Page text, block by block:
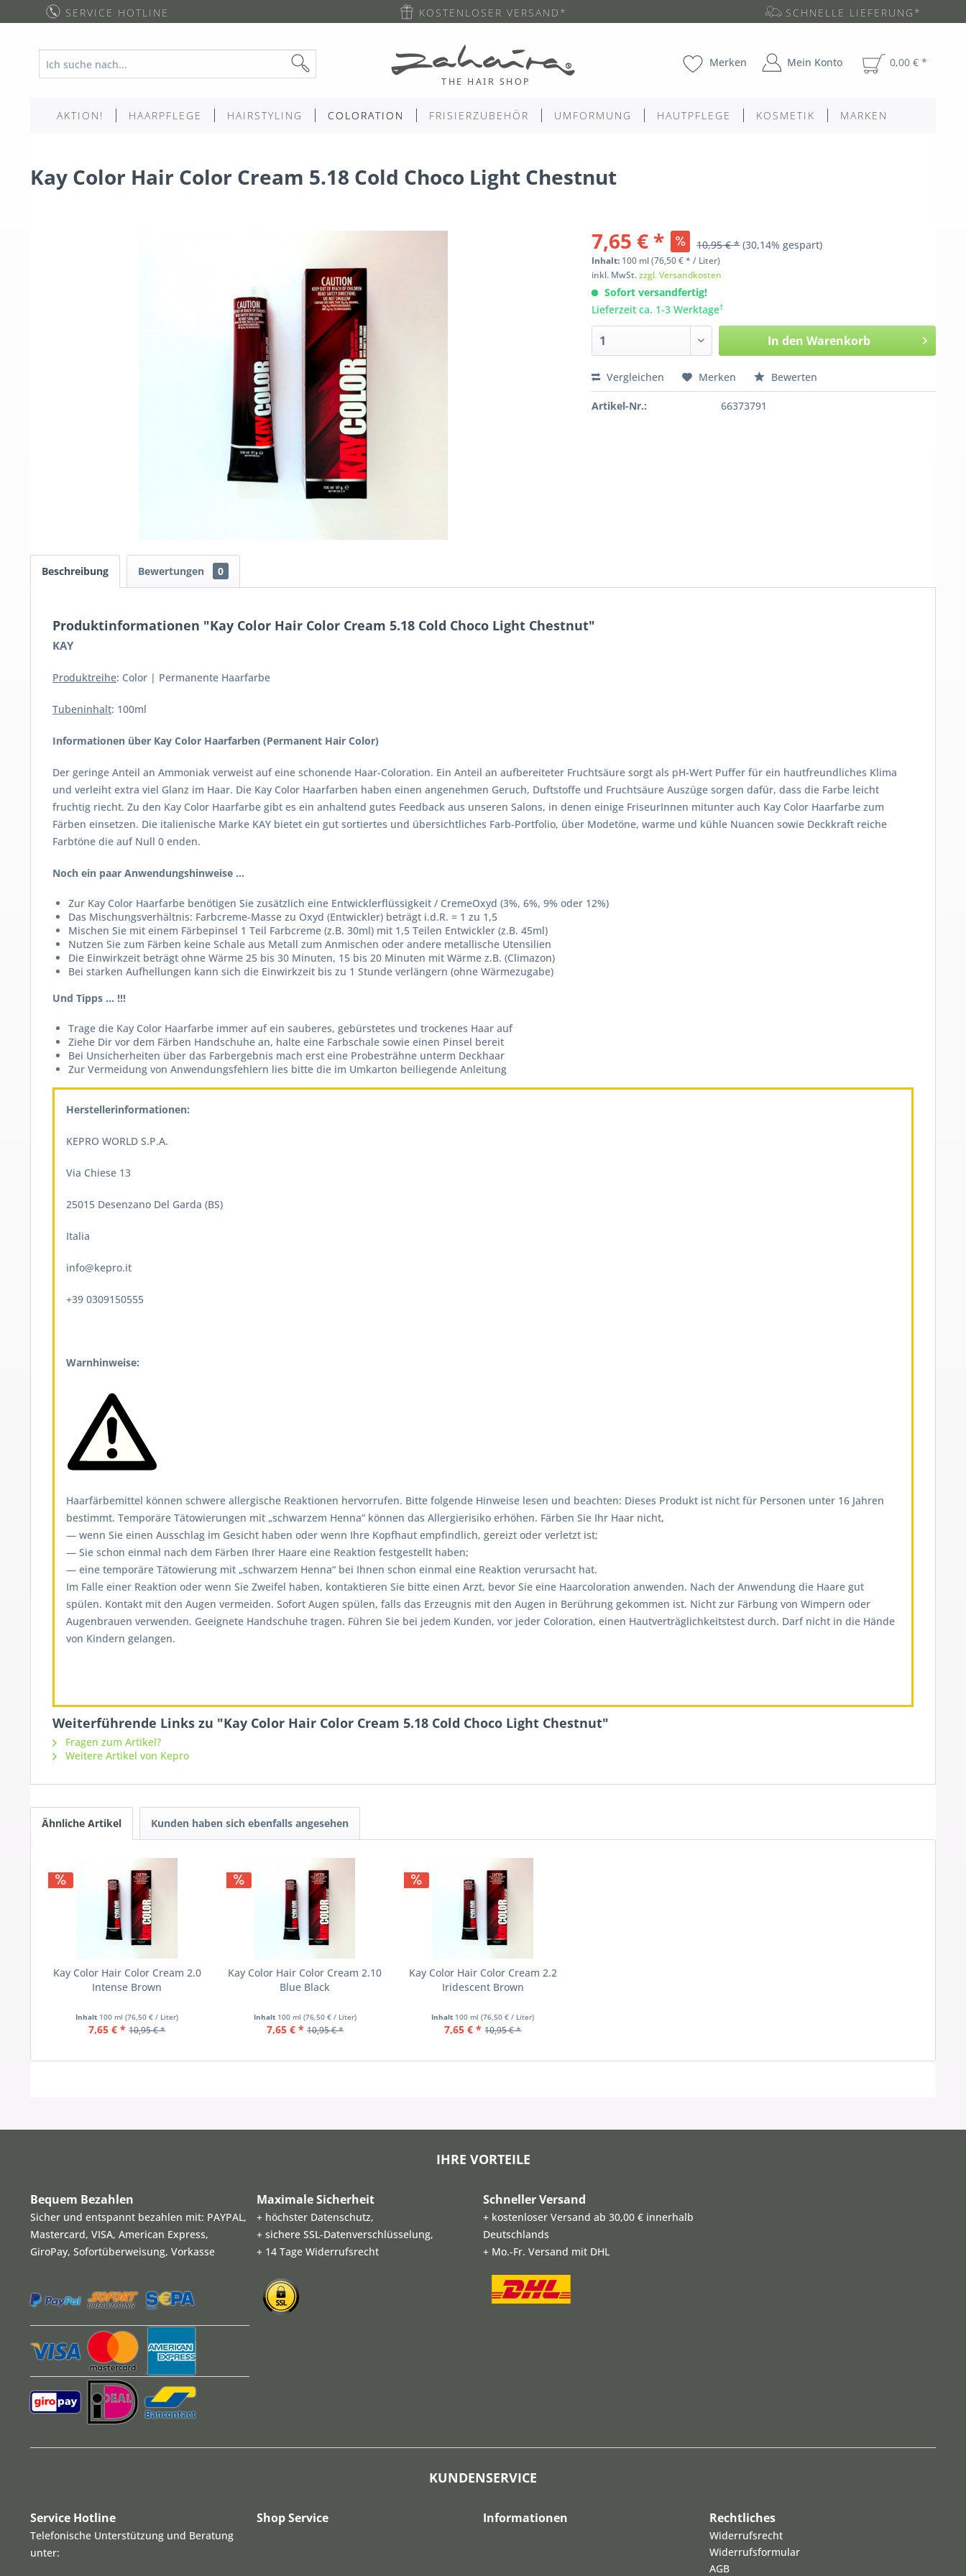
SERVICE HOTLINE KOSTENLOSER VERSAND* SCHNELLE LIEFERUNG*
Merken Mein Konto 0,00 € *
AKTION! HAARPFLEGE HAIRSTYLING COLORATION FRISIERZUBEHÖR UMFORMUNG HAUTPFLEGE KOSMETIK MARKEN
Kay Color Hair Color Cream 5.18 Cold Choco Light Chestnut
7,65 € * 10,95 € * (30,14% gespart)
Inhalt: 100 ml(76,50 € * / Liter)
inkl. MwSt.zzgl. Versandkosten
Sofort versandfertig!
Lieferzeit ca. 1-3 Werktage†
In den Warenkorb
Vergleichen Merken Bewerten
Artikel-Nr.: 66373791
Beschreibung Bewertungen 0
Produktinformationen "Kay Color Hair Color Cream 5.18 Cold Choco Light Chestnut"
KAY
Produktreihe: Color | Permanente Haarfarbe
Tubeninhalt: 100ml
Informationen über Kay Color Haarfarben (Permanent Hair Color)
Der geringe Anteil an Ammoniak verweist auf eine schonende Haar-Coloration. Ein Anteil an aufbereiteter Fruchtsäure sorgt als pH-Wert Puffer für ein hautfreundliches Klima
und verleiht extra viel Glanz im Haar. Die Kay Color Haarfarben haben einen angenehmen Geruch, Duftstoffe und Fruchtsäure Auszüge sorgen dafür, dass die Farbe leicht
fruchtig riecht. Zu den Kay Color Haarfarbe gibt es ein anhaltend gutes Feedback aus unseren Salons, in denen einige FriseurInnen mitunter auch Kay Color Haarfarbe zum
Färben einsetzen. Die italienische Marke KAY bietet ein gut sortiertes und übersichtliches Farb-Portfolio, über Modetöne, warme und kühle Nuancen sowie Deckkraft reiche
Farbtöne die auf Null 0 enden.
Noch ein paar Anwendungshinweise ...
Zur Kay Color Haarfarbe benötigen Sie zusätzlich eine Entwicklerflüssigkeit / CremeOxyd (3%, 6%, 9% oder 12%)
Das Mischungsverhältnis: Farbcreme-Masse zu Oxyd (Entwickler) beträgt i.d.R. = 1 zu 1,5
Mischen Sie mit einem Färbepinsel 1 Teil Farbcreme (z.B. 30ml) mit 1,5 Teilen Entwickler (z.B. 45ml)
Nutzen Sie zum Färben keine Schale aus Metall zum Anmischen oder andere metallische Utensilien
Die Einwirkzeit beträgt ohne Wärme 25 bis 30 Minuten, 15 bis 20 Minuten mit Wärme z.B. (Climazon)
Bei starken Aufhellungen kann sich die Einwirkzeit bis zu 1 Stunde verlängern (ohne Wärmezugabe)
Und Tipps ... !!!
Trage die Kay Color Haarfarbe immer auf ein sauberes, gebürstetes und trockenes Haar auf
Ziehe Dir vor dem Färben Handschuhe an, halte eine Farbschale sowie einen Pinsel bereit
Bei Unsicherheiten über das Farbergebnis mach erst eine Probesträhne unterm Deckhaar
Zur Vermeidung von Anwendungsfehlern lies bitte die im Umkarton beiliegende Anleitung
Herstellerinformationen:
KEPRO WORLD S.P.A.
Via Chiese 13
25015 Desenzano Del Garda (BS)
Italia
info@kepro.it
+39 0309150555
Warnhinweise:
Haarfärbemittel können schwere allergische Reaktionen hervorrufen. Bitte folgende Hinweise lesen und beachten: Dieses Produkt ist nicht für Personen unter 16 Jahren
bestimmt. Temporäre Tätowierungen mit „schwarzem Henna“ können das Allergierisiko erhöhen. Färben Sie Ihr Haar nicht,
— wenn Sie einen Ausschlag im Gesicht haben oder wenn Ihre Kopfhaut empfindlich, gereizt oder verletzt ist;
— Sie schon einmal nach dem Färben Ihrer Haare eine Reaktion festgestellt haben;
— eine temporäre Tätowierung mit „schwarzem Henna“ bei Ihnen schon einmal eine Reaktion verursacht hat.
Im Falle einer Reaktion oder wenn Sie Zweifel haben, kontaktieren Sie bitte einen Arzt, bevor Sie eine Haarcoloration anwenden. Nach der Anwendung die Haare gut
spülen. Kontakt mit den Augen vermeiden. Sofort Augen spülen, falls das Erzeugnis mit den Augen in Berührung gekommen ist. Nicht zur Färbung von Wimpern oder
Augenbrauen verwenden. Geeignete Handschuhe tragen. Führen Sie bei jedem Kunden, vor jeder Coloration, einen Hautverträglichkeitstest durch. Darf nicht in die Hände
von Kindern gelangen.
Weiterführende Links zu "Kay Color Hair Color Cream 5.18 Cold Choco Light Chestnut"
Fragen zum Artikel?
Weitere Artikel von Kepro
Ähnliche Artikel Kunden haben sich ebenfalls angesehen
Kay Color Hair Color Cream 2.0
Intense Brown
Inhalt 100 ml(76,50 € / Liter)
7,65 € * 10,95 € *
Kay Color Hair Color Cream 2.10
Blue Black
Inhalt 100 ml (76,50 € / Liter)
7,65 € * 10,95 € *
Kay Color Hair Color Cream 2.2
Iridescent Brown
Inhalt 100 ml(76,50 € / Liter)
7,65 € * 10,95 € *
IHRE VORTEILE
Bequem Bezahlen
Sicher und entspannt bezahlen mit: PAYPAL,
Mastercard, VISA, American Express,
GiroPay, Sofortüberweisung, Vorkasse
Maximale Sicherheit
+ höchster Datenschutz,
+ sichere SSL-Datenverschlüsselung,
+ 14 Tage Widerrufsrecht
Schneller Versand
+ kostenloser Versand ab 30,00 € innerhalb
Deutschlands
+ Mo.-Fr. Versand mit DHL
KUNDENSERVICE
Service Hotline
Telefonische Unterstützung und Beratung
unter:
Shop Service Informationen Rechtliches
Widerrufsrecht
Widerrufsformular
AGB